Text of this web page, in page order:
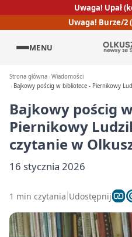
Uwaga! Upał
Uwaga! Burze/2
MENU
Strona główna Wiadomości
Bajkowy pościg w bibliotece - Piernikowy
Bajkowy pościg
Piernikowy
czytanie w
16 stycznia 2026
1 min czytania Udostępnij